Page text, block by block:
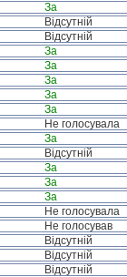
За
Відсутній
Відсутній
За
За
За
За
За
Не голосувала
За
Відсутній
За
За
За
Не голосувала
Не голосував
Відсутній
Відсутній
Відсутній